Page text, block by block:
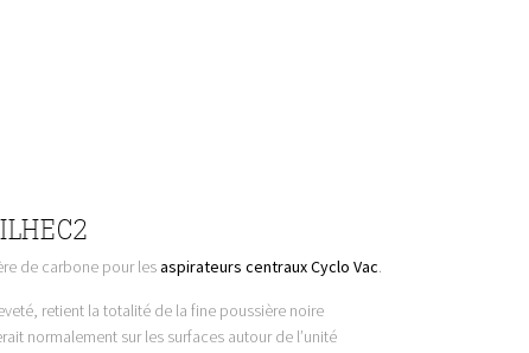
de carbone pour lesaspirateurs centraux Cyclo Vac.
retient la totalité de la fine poussière noire
normalement sur les surfaces autour de l’unité